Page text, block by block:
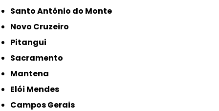
Santo Antônio do Monte
Novo Cruzeiro
Pitangui
Sacramento
Mantena
Elói Mendes
Campos Gerais